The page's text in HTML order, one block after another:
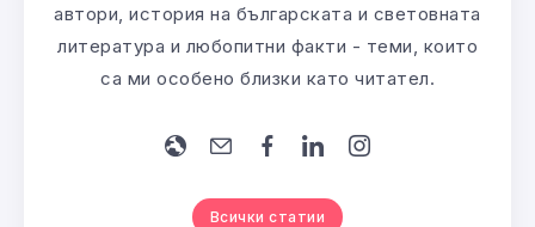
автори, история на българската и световната
литература и любопитни факти - теми, които
са ми особено близки като читател.
Всички статии